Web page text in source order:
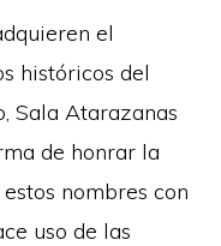
el
históricos del
Sala Atarazanas
de honrar la
nombres con
uso de las